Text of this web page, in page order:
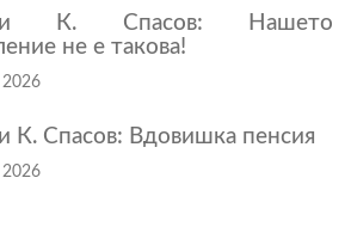
К. Спасов: Нашето
не е такова!
К. Спасов: Вдовишка пенсия